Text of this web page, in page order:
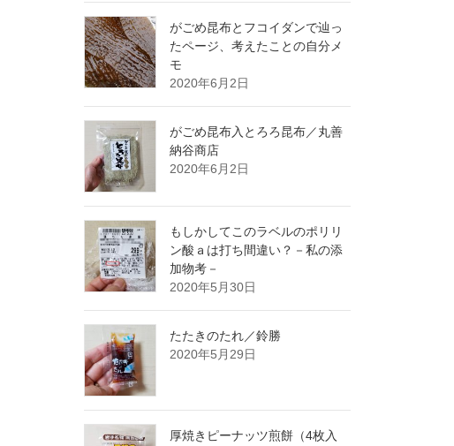
がごめ昆布とフコイダンで辿っ
たページ、考えたことの自分メ
モ
2020年6月2日
がごめ昆布入とろろ昆布／丸善
納谷商店
2020年6月2日
もしかしてこのラベルのポリリ
ン酸ａは打ち間違い？－私の添
加物考－
2020年5月30日
たたきのたれ／鈴勝
2020年5月29日
厚焼きピーナッツ煎餅（4枚入